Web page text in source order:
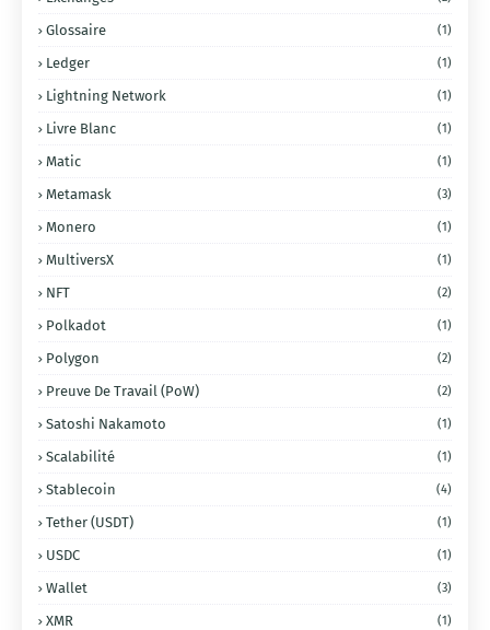
Glossaire (1)
Ledger (1)
Lightning Network (1)
Livre Blanc (1)
Matic (1)
Metamask (3)
Monero (1)
MultiversX (1)
NFT (2)
Polkadot (1)
Polygon (2)
Preuve De Travail (PoW) (2)
Satoshi Nakamoto (1)
Scalabilité (1)
Stablecoin (4)
Tether (USDT) (1)
USDC (1)
Wallet (3)
XMR (1)